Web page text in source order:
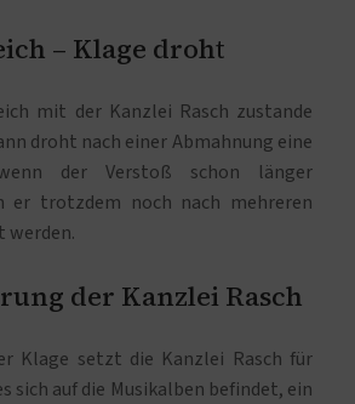
– Klage droht
mit der Kanzlei Rasch zustande
droht nach einer Abmahnung eine
der Verstoß schon länger
er trotzdem noch nach mehreren
werden.
der Kanzlei Rasch
Klage setzt die Kanzlei Rasch für
sich auf die Musikalben befindet, ein